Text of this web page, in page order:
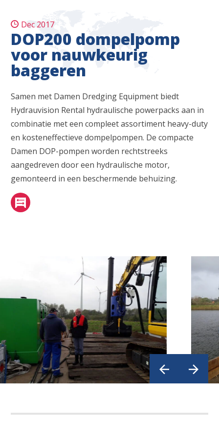
Dec 2017
DOP200 dompelpomp
voor nauwkeurig
baggeren
Samen met Damen Dredging Equipment biedt
Hydrauvision Rental hydraulische powerpacks aan in
combinatie met een compleet assortiment heavy-duty
en kosteneffectieve dompelpompen. De compacte
Damen DOP-pompen worden rechtstreeks
aangedreven door een hydraulische motor,
gemonteerd in een beschermende behuizing.